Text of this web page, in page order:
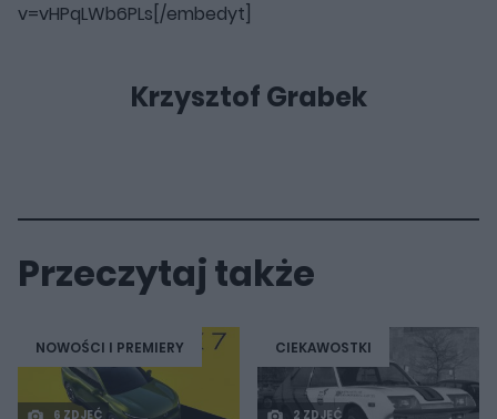
v=vHPqLWb6PLs[/embedyt]
Krzysztof Grabek
Przeczytaj także
NOWOŚCI I PREMIERY
6 ZDJĘĆ
CIEKAWOSTKI
2 ZDJĘĆ